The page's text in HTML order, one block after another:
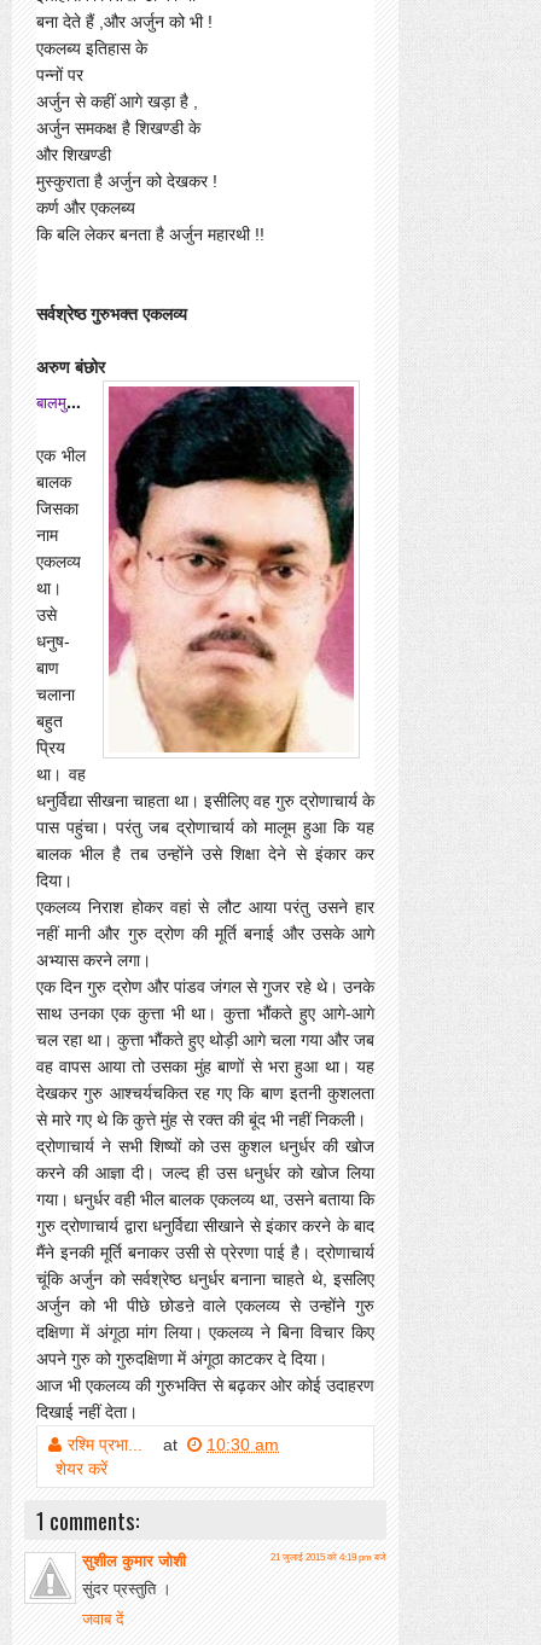
बना देते हैं ,और अर्जुन को भी !
एकलब्य इतिहास के
पन्नों पर
अर्जुन से कहीं आगे खड़ा है ,
अर्जुन समकक्ष है शिखण्डी के
और शिखण्डी
मुस्कुराता है अर्जुन को देखकर !
कर्ण और एकलब्य
कि बलि लेकर बनता है अर्जुन महारथी !!
सर्वश्रेष्ठ गुरुभक्त एकलव्य
अरुण बंछोर
ब
ालमुस्कान
एक भील
बालक
जिसका
नाम
एकलव्य
था।
उसे
धनुष-
बाण
चलाना
बहुत
प्रिय
था। वह
धनुर्विद्या सीखना चाहता था। इसीलिए वह गुरु द्रोणाचार्य के
पास पहुंचा। परंतु जब द्रोणाचार्य को मालूम हुआ कि यह
बालक भील है तब उन्होंने उसे शिक्षा देने से इंकार कर
दिया।
एकलव्य निराश होकर वहां से लौट आया परंतु उसने हार
नहीं मानी और गुरु द्रोण की मूर्ति बनाई और उसके आगे
अभ्यास करने लगा।
एक दिन गुरु द्रोण और पांडव जंगल से गुजर रहे थे। उनके
साथ उनका एक कुत्ता भी था। कुत्ता भौंकते हुए आगे-आगे
चल रहा था। कुत्ता भौंकते हुए थोड़ी आगे चला गया और जब
वह वापस आया तो उसका मुंह बाणों से भरा हुआ था। यह
देखकर गुरु आश्चर्यचकित रह गए कि बाण इतनी कुशलता
से मारे गए थे कि कुत्ते मुंह से रक्त की बूंद भी नहीं निकली।
द्रोणाचार्य ने सभी शिष्यों को उस कुशल धनुर्धर की खोज
करने की आज्ञा दी। जल्द ही उस धनुर्धर को खोज लिया
गया। धनुर्धर वही भील बालक एकलव्य था, उसने बताया कि
गुरु द्रोणाचार्य द्वारा धनुर्विद्या सीखाने से इंकार करने के बाद
मैंने इनकी मूर्ति बनाकर उसी से प्रेरणा पाई है। द्रोणाचार्य
चूंकि अर्जुन को सर्वश्रेष्ठ धनुर्धर बनाना चाहते थे, इसलिए
अर्जुन को भी पीछे छोडऩे वाले एकलव्य से उन्होंने गुरु
दक्षिणा में अंगूठा मांग लिया। एकलव्य ने बिना विचार किए
अपने गुरु को गुरुदक्षिणा में अंगूठा काटकर दे दिया।
आज भी एकलव्य की गुरुभक्ति से बढ़कर ओर कोई उदाहरण
दिखाई नहीं देता।
रश्मि प्रभा...
at
10:30 am
शेयर करें
1 comments:
सुशील कुमार जोशी 21 जुलाई 2015 को 4:19 pm बजे
सुंदर प्रस्तुति ।
जवाब दें